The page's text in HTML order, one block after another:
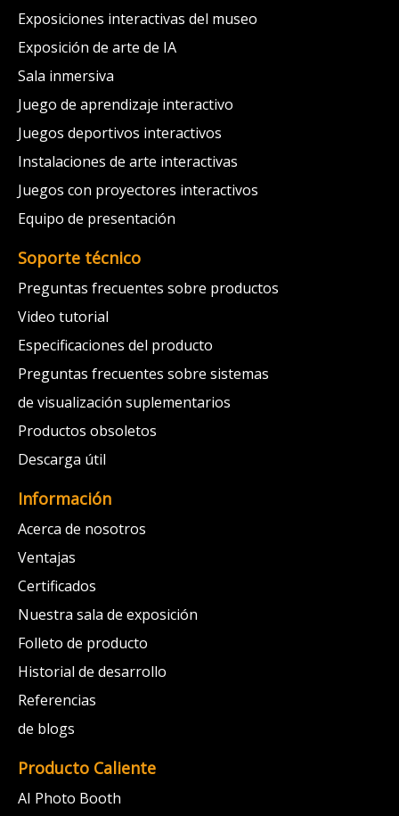
Exposiciones interactivas del museo
Exposición de arte de IA
Sala inmersiva
Juego de aprendizaje interactivo
Juegos deportivos interactivos
Instalaciones de arte interactivas
Juegos con proyectores interactivos
Equipo de presentación
Soporte técnico
Preguntas frecuentes sobre productos
Video tutorial
Especificaciones del producto
Preguntas frecuentes sobre sistemas
de visualización suplementarios
Productos obsoletos
Descarga útil
Información
Acerca de nosotros
Ventajas
Certificados
Nuestra sala de exposición
Folleto de producto
Historial de desarrollo
Referencias
de blogs
Producto Caliente
AI Photo Booth